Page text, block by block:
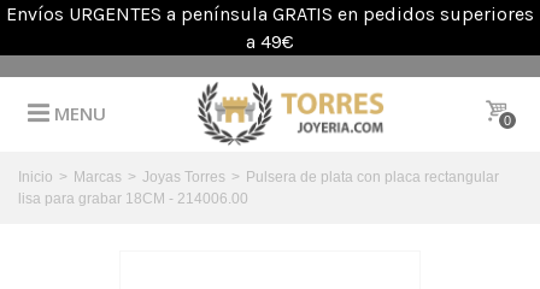
Envíos URGENTES a península GRATIS en pedidos superiores
a 49€
MENU 0
Inicio > Marcas > Joyas Torres > Pulsera de plata con placa rectangular
lisa para grabar 18CM - 214006.00